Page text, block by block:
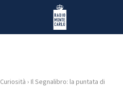
Radio Monte Carlo
Curiosità › Il Segnalibro: la puntata di